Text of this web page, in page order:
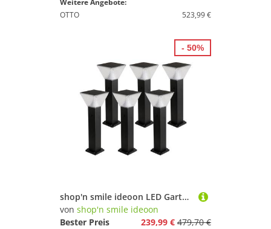
Weitere Angebote:
OTTO
523,99 €
shop'n smile ideoon LED Gartenstrahler Solar Säulen Wegeleuchte 60cm Alu IP65 360° Abstrahlung Gartenlampe, SMD-LEDs, Kalt-/Warmweiß, 2 Lichtfarben (kalt/warm), 2 Modi, 6–8 h Ladezeit, bis 12 h Licht
von shop'n smile ideoon
Bester Preis
239,99 € 479,70 €
- 50%